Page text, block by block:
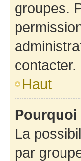
groupes.
contacter.
Haut
Pourquoi
La
par